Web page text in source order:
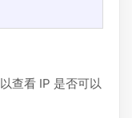
查看 IP 是否可以